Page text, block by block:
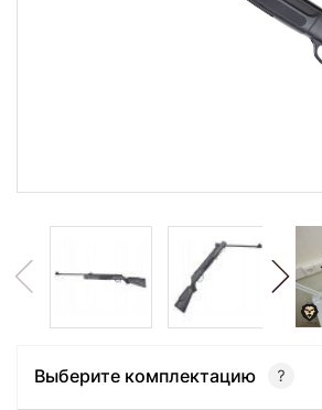
Выберите комплектацию